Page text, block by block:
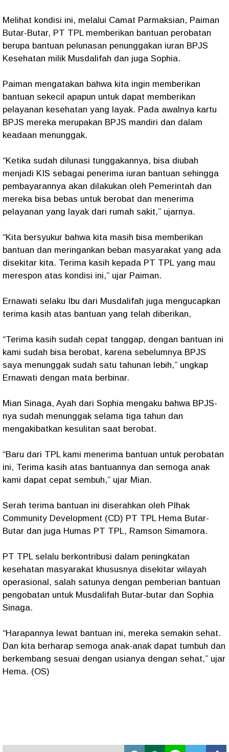
Melihat kondisi ini, melalui Camat Parmaksian, Paiman
Butar-Butar, PT TPL memberikan bantuan perobatan
berupa bantuan pelunasan penunggakan iuran BPJS
Kesehatan milik Musdalifah dan juga Sophia.
Paiman mengatakan bahwa kita ingin memberikan
bantuan sekecil apapun untuk dapat memberikan
pelayanan kesehatan yang layak. Pada awalnya kartu
BPJS mereka merupakan BPJS mandiri dan dalam
keadaan menunggak.
“Ketika sudah dilunasi tunggakannya, bisa diubah
menjadi KIS sebagai penerima iuran bantuan sehingga
pembayarannya akan dilakukan oleh Pemerintah dan
mereka bisa bebas untuk berobat dan menerima
pelayanan yang layak dari rumah sakit,” ujarnya.
“Kita bersyukur bahwa kita masih bisa memberikan
bantuan dan meringankan beban masyarakat yang ada
disekitar kita. Terima kasih kepada PT TPL yang mau
merespon atas kondisi ini,” ujar Paiman.
Ernawati selaku Ibu dari Musdalifah juga mengucapkan
terima kasih atas bantuan yang telah diberikan,
“Terima kasih sudah cepat tanggap, dengan bantuan ini
kami sudah bisa berobat, karena sebelumnya BPJS
saya menunggak sudah satu tahunan lebih,” ungkap
Ernawati dengan mata berbinar.
Mian Sinaga, Ayah dari Sophia mengaku bahwa BPJS-
nya sudah menunggak selama tiga tahun dan
mengakibatkan kesulitan saat berobat.
“Baru dari TPL kami menerima bantuan untuk perobatan
ini, Terima kasih atas bantuannya dan semoga anak
kami dapat cepat sembuh,” ujar Mian.
Serah terima bantuan ini diserahkan oleh PIhak
Community Development (CD) PT TPL Hema Butar-
Butar dan juga Humas PT TPL, Ramson Simamora.
PT TPL selalu berkontribusi dalam peningkatan
kesehatan masyarakat khususnya disekitar wilayah
operasional, salah satunya dengan pemberian bantuan
pengobatan untuk Musdalifah Butar-butar dan Sophia
Sinaga.
“Harapannya lewat bantuan ini, mereka semakin sehat.
Dan kita berharap semoga anak-anak dapat tumbuh dan
berkembang sesuai dengan usianya dengan sehat,” ujar
Hema. (OS)